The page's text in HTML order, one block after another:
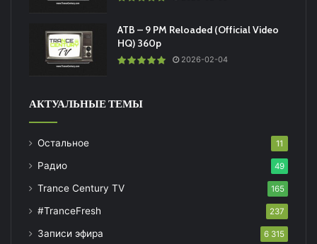
ATB – 9 PM Reloaded (Official Video
HQ) 360p
2026-02-04
АКТУАЛЬНЫЕ ТЕМЫ
Остальное 11
Радио 49
Trance Century TV 165
#TranceFresh 237
Записи эфира 6 315